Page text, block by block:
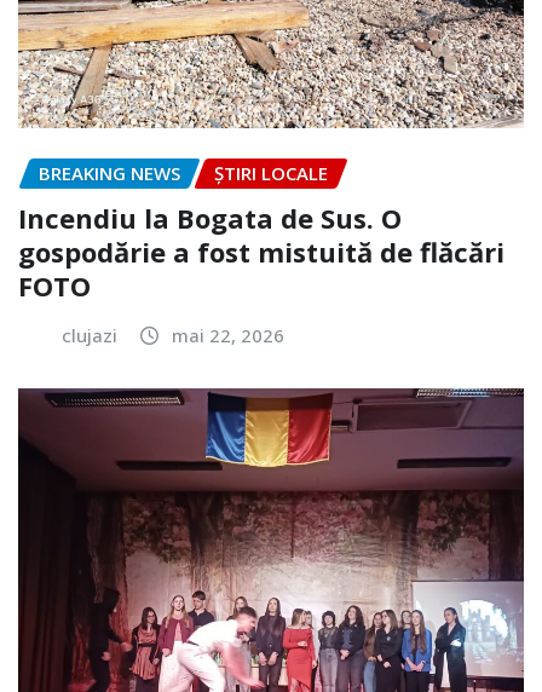
BREAKING NEWS ȘTIRI LOCALE
Incendiu la Bogata de Sus. O
gospodărie a fost mistuită de flăcări
FOTO
clujazi mai 22, 2026